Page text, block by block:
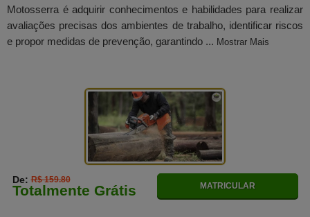
Motosserra é adquirir conhecimentos e habilidades para realizar
avaliações precisas dos ambientes de trabalho, identificar riscos
e propor medidas de prevenção, garantindo ... Mostrar Mais
De:R$ 159.80
Totalmente Grátis MATRICULAR